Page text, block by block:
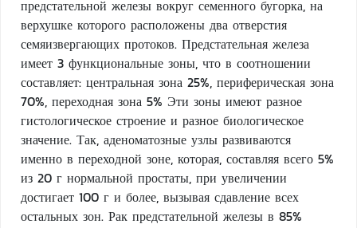
предстательной железы вокруг семенного бугорка, на
верхушке которого расположены два отверстия
семяизвергающих протоков. Предстательная железа
имеет 3 функциональные зоны, что в соотношении
составляет: центральная зона 25%, периферическая зона
70%, переходная зона 5% Эти зоны имеют разное
гистологическое строение и разное биологическое
значение. Так, аденоматозные узлы развиваются
именно в переходной зоне, которая, составляя всего 5%
из 20 г нормальной простаты, при увеличении
достигает 100 г и более, вызывая сдавление всех
остальных зон. Рак предстательной железы в 85%